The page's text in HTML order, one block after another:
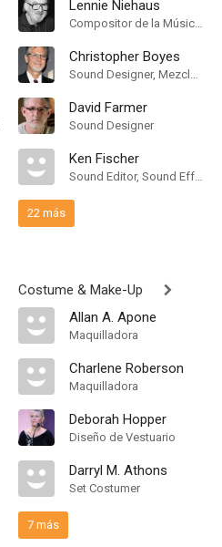
Lennie Niehaus
Compositor de la Música Original
Christopher Boyes
Sound Designer, Mezclador de Re-Grabación de Sonido
David Farmer
Sound Designer
Ken Fischer
Sound Editor, Sound Effects Editor
22 más
Costume & Make-Up
Allan A. Apone
Maquilladora
Charlene Roberson
Maquilladora
Deborah Hopper
Diseño de Vestuario
Darryl M. Athons
Set Costumer
7 más